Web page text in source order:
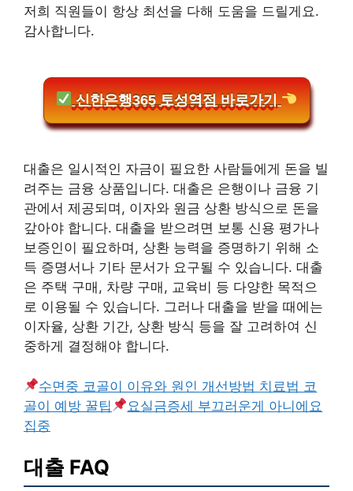
저희 직원들이 항상 최선을 다해 도움을 드릴게요.
감사합니다.
신한은행365 토성역점 바로가기
대출은 일시적인 자금이 필요한 사람들에게 돈을 빌
려주는 금융 상품입니다. 대출은 은행이나 금융 기
관에서 제공되며, 이자와 원금 상환 방식으로 돈을
갚아야 합니다. 대출을 받으려면 보통 신용 평가나
보증인이 필요하며, 상환 능력을 증명하기 위해 소
득 증명서나 기타 문서가 요구될 수 있습니다. 대출
은 주택 구매, 차량 구매, 교육비 등 다양한 목적으
로 이용될 수 있습니다. 그러나 대출을 받을 때에는
이자율, 상환 기간, 상환 방식 등을 잘 고려하여 신
중하게 결정해야 합니다.
수면중 코골이 이유와 원인 개선방법 치료법 코
골이 예방 꿀팁
요실금증세 부끄러운게 아니에요
집중
대출 FAQ